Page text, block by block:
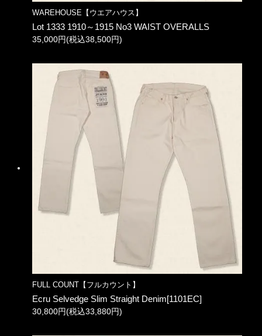
WAREHOUSE【ウエアハウス】
Lot 1333 1910～1915 No3 WAIST OVERALLS
35,000円(税込38,500円)
FULL COUNT【フルカウント】
Ecru Selvedge Slim Straight Denim[1101EC]
30,800円(税込33,880円)